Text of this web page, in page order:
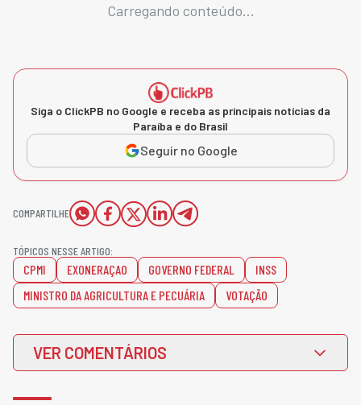
Carregando conteúdo...
Siga o ClickPB no Google e receba as principais notícias da
Paraíba e do Brasil
Seguir no Google
COMPARTILHE
TÓPICOS NESSE ARTIGO:
CPMI EXONERAÇAO GOVERNO FEDERAL
INSS
MINISTRO DA AGRICULTURA E PECUÁRIA
VOTAÇÃO
VER COMENTÁRIOS